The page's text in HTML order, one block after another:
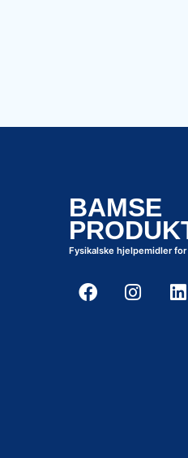
BAMSE
Fysikalske hjelpemidler